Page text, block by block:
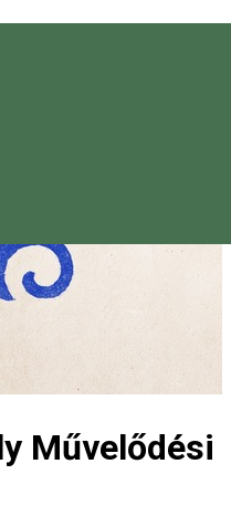
Művelődési